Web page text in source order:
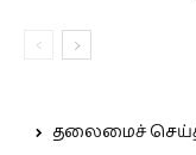
தலைமைச்